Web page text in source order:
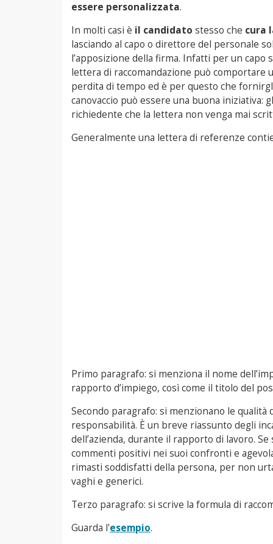
essere personalizzata.
In molti casi è il candidato stesso che cura
lasciando al capo o direttore del personale
l’apposizione della firma. Infatti per un capo
lettera di raccomandazione può comportare
perdita di tempo ed è per questo che
canovaccio può essere una buona iniziativa:
richiedente che la lettera non venga mai
Generalmente una lettera di referenze
Primo paragrafo: si menziona il nome
rapporto d’impiego, così come il titolo del
Secondo paragrafo: si menzionano le
responsabilità. È un breve riassunto degli
dell’azienda, durante il rapporto di lavoro.
commenti positivi nei suoi confronti e
rimasti soddisfatti della persona, per non
vaghi e generici.
Terzo paragrafo: si scrive la formula di
Guarda l'esempio.